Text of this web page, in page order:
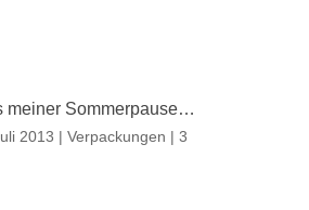
meiner Sommerpause…
2013 | Verpackungen | 3